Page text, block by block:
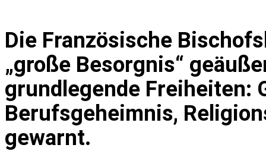
Die Französische
„große Besorgnis“
grundlegende Freiheiten:
Berufsgeheimnis,
gewarnt.